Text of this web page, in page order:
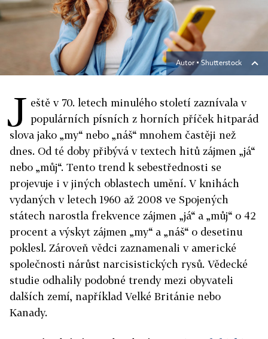
Autor ▪Shutterstock
J eště v 70. letech minulého století zaznívala v
populárních písních z horních příček hitparád
slova jako „my“ nebo „náš“ mnohem častěji než
dnes. Od té doby přibývá v textech hitů zájmen „já“
nebo „můj“. Tento trend k sebestřednosti se
projevuje i v jiných oblastech umění. V knihách
vydaných v letech 1960 až 2008 ve Spojených
státech narostla frekvence zájmen „já“ a „můj“ o 42
procent a výskyt zájmen „my“ a „náš“ o desetinu
poklesl. Zároveň vědci zaznamenali v americké
společnosti nárůst narcisistických rysů. Vědecké
studie odhalily podobné trendy mezi obyvateli
dalších zemí, například Velké Británie nebo
Kanady.